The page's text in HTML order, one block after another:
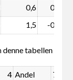
0,6 0,3
1,5 -0,7
denne tabellen
4 Andel
76,2